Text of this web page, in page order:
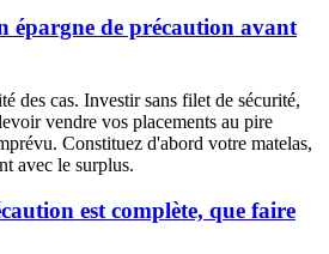
épargne de précaution avant
des cas. Investir sans filet de sécurité,
vendre vos placements au pire
Constituez d'abord votre matelas,
avec le surplus.
est complète, que faire